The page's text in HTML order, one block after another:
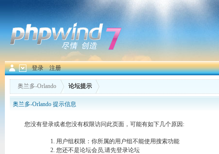
登录 注册
奥兰多-Orlando 论坛提示
奥兰多-Orlando 提示信息
您没有登录或者您没有权限访问此页面，可能有如下几个原因:
用户组权限：你所属的用户组不能使用搜索功能
您还不是论坛会员,请先登录论坛